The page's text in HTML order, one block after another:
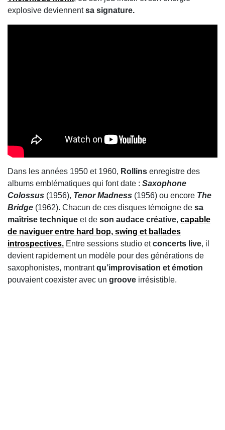
explosive deviennentsa signature.
Dans les années 1950 et 1960, Rollins enregistre des
albums emblématiques qui font date : Saxophone
Colossus (1956), Tenor Madness (1956) ou encore The
Bridge (1962). Chacun de ces disques témoigne de sa
maîtrise technique et de son audace créative, capable
de naviguer entre hard bop, swing et ballades
introspectives. Entre sessions studio etconcerts live, il
devient rapidement un modèle pour des générations de
saxophonistes, montrantqu’improvisation et émotion
pouvaient coexister avec un groove irrésistible.